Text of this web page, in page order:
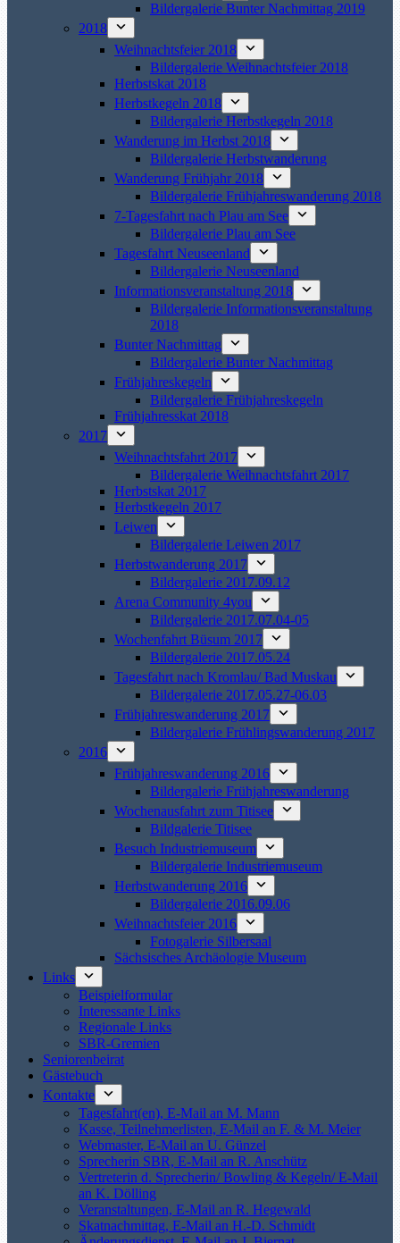
Bildergalerie Bunter Nachmittag 2019
2018
Weihnachtsfeier 2018
Bildergalerie Weihnachtsfeier 2018
Herbstskat 2018
Herbstkegeln 2018
Bildergalerie Herbstkegeln 2018
Wanderung im Herbst 2018
Bildergalerie Herbstwanderung
Wanderung Frühjahr 2018
Bildergalerie Frühjahreswanderung 2018
7-Tagesfahrt nach Plau am See
Bildergalerie Plau am See
Tagesfahrt Neuseenland
Bildergalerie Neuseenland
Informationsveranstaltung 2018
Bildergalerie Informationsveranstaltung
2018
Bunter Nachmittag
Bildergalerie Bunter Nachmittag
Frühjahreskegeln
Bildergalerie Frühjahreskegeln
Frühjahresskat 2018
2017
Weihnachtsfahrt 2017
Bildergalerie Weihnachtsfahrt 2017
Herbstskat 2017
Herbstkegeln 2017
Leiwen
Bildergalerie Leiwen 2017
Herbstwanderung 2017
Bildergalerie 2017.09.12
Arena Community 4you
Bildergalerie 2017.07.04-05
Wochenfahrt Büsum 2017
Bildergalerie 2017.05.24
Tagesfahrt nach Kromlau/ Bad Muskau
Bildergalerie 2017.05.27-06.03
Frühjahreswanderung 2017
Bildergalerie Frühlingswanderung 2017
2016
Frühjahreswanderung 2016
Bildergalerie Frühjahreswanderung
Wochenausfahrt zum Titisee
Bildgalerie Titisee
Besuch Industriemuseum
Bildergalerie Industriemuseum
Herbstwanderung 2016
Bildergalerie 2016.09.06
Weihnachtsfeier 2016
Fotogalerie Silbersaal
Sächsisches Archäologie Museum
Links
Beispielformular
Interessante Links
Regionale Links
SBR-Gremien
Seniorenbeirat
Gästebuch
Kontakte
Tagesfahrt(en), E-Mail an M. Mann
Kasse, Teilnehmerlisten, E-Mail an F. & M. Meier
Webmaster, E-Mail an U. Günzel
Sprecherin SBR, E-Mail an R. Anschütz
Vertreterin d. Sprecherin/ Bowling & Kegeln/ E-Mail
an K. Dölling
Veranstaltungen, E-Mail an R. Hegewald
Skatnachmittag, E-Mail an H.-D. Schmidt